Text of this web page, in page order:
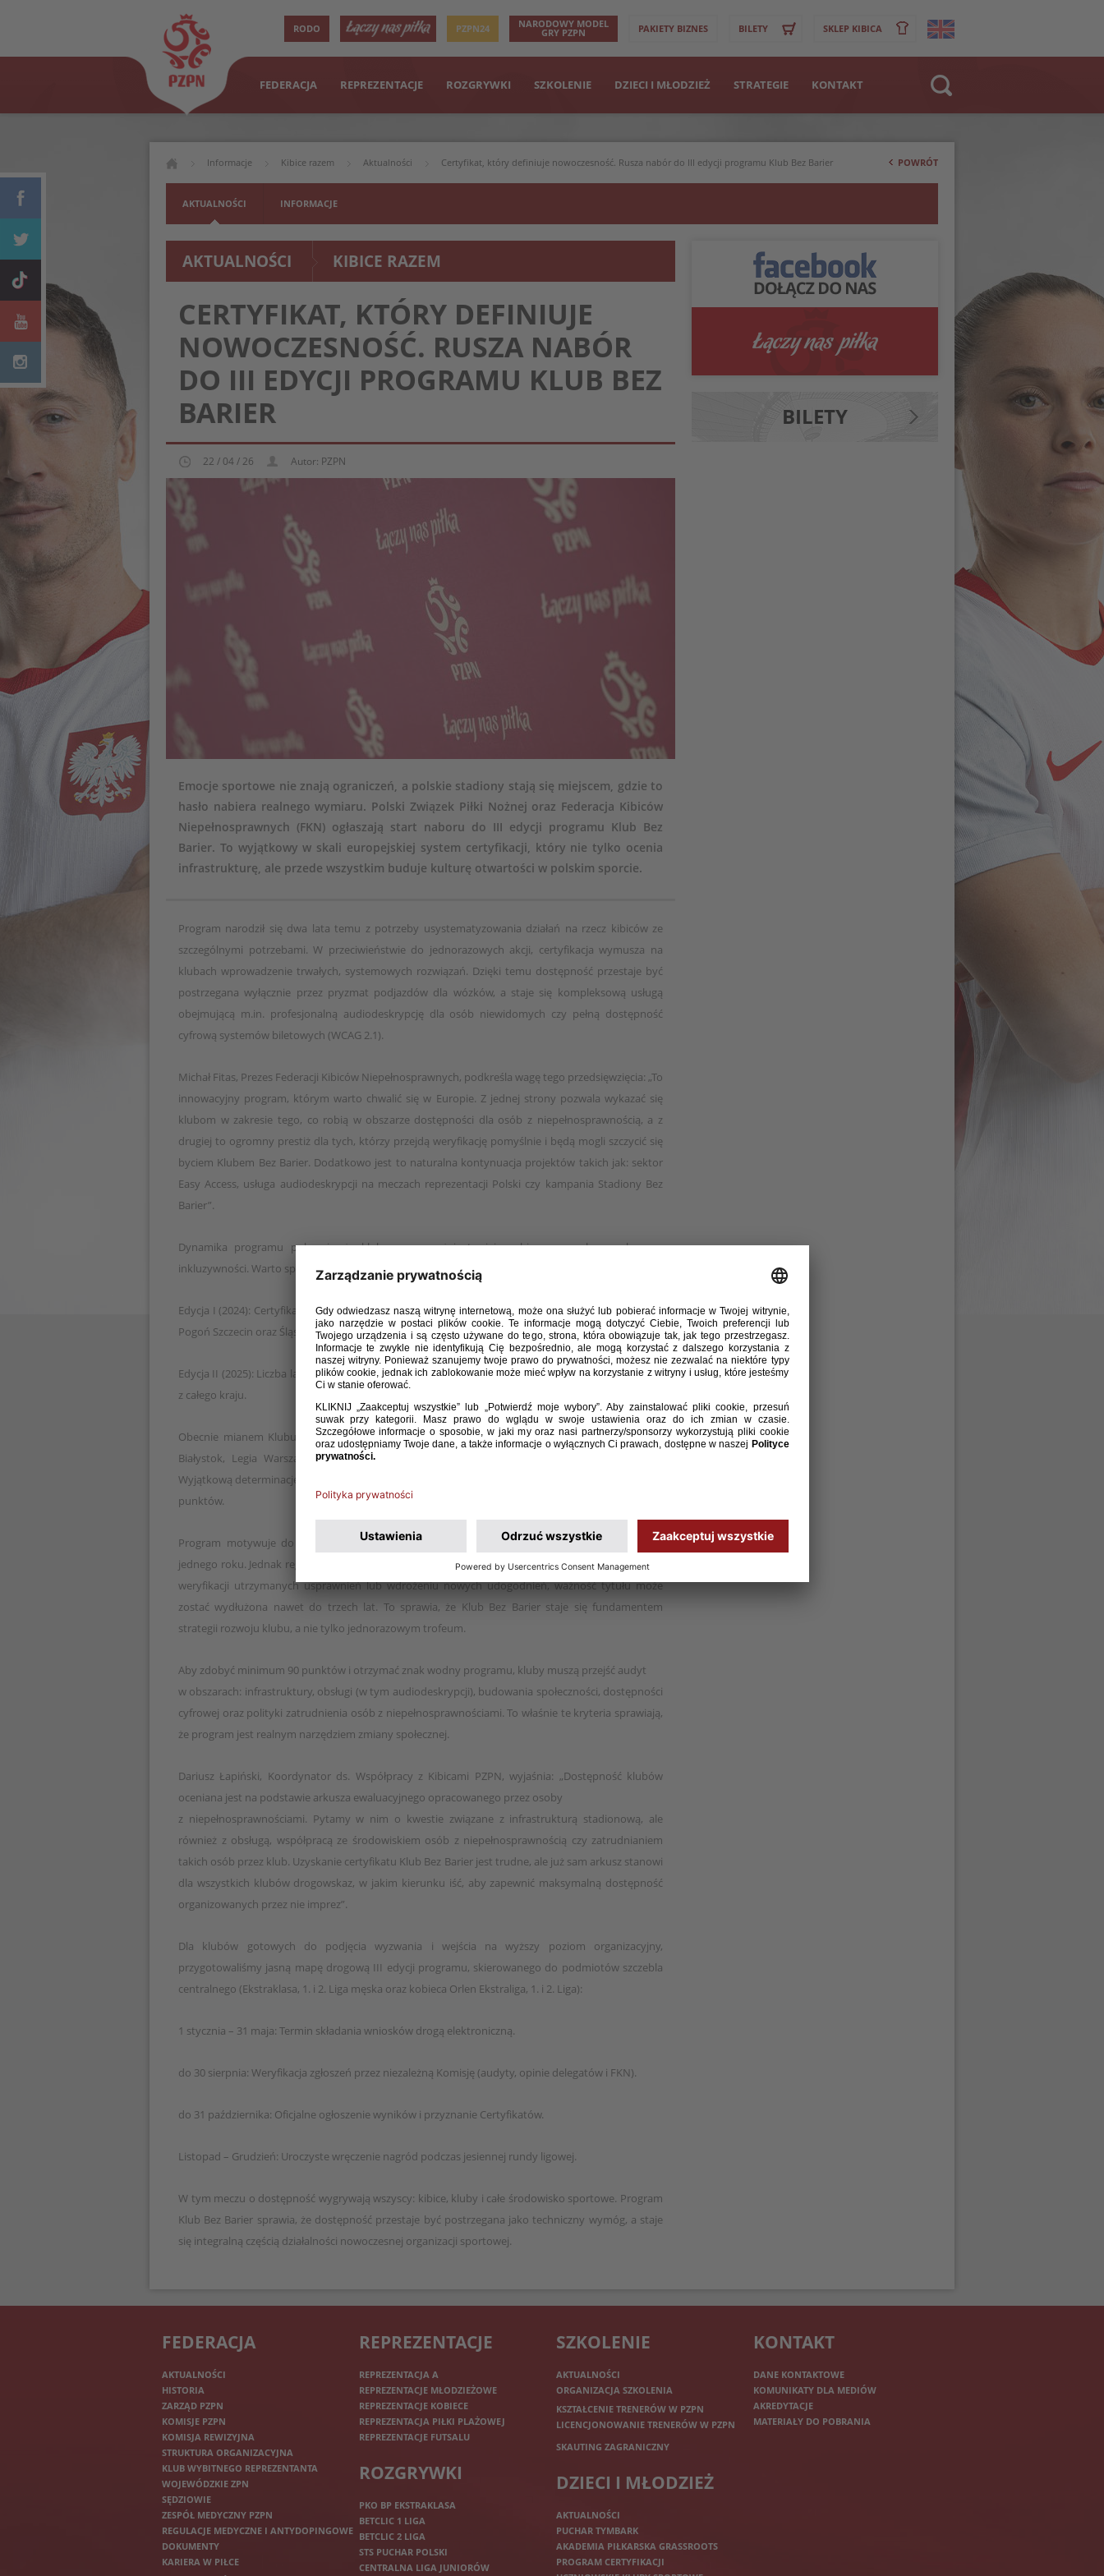
RODO PZPN24 NARODOWY MODEL
GRY PZPN PAKIETY BIZNES BILETY SKLEP KIBICA
FEDERACJA REPREZENTACJE ROZGRYWKI SZKOLENIE DZIECI I MŁODZIEŻ STRATEGIE KONTAKT
>
Strona WWW
Zawodnik
Informacje Kibice razem Aktualności Certyfikat, który definiuje nowoczesność. Rusza nabór do III edycji programu Klub Bez Barier POWRÓT
AKTUALNOŚCI INFORMACJE
AKTUALNOŚCI KIBICE RAZEM
CERTYFIKAT, KTÓRY DEFINIUJE
NOWOCZESNOŚĆ. RUSZA NABÓR
DO III EDYCJI PROGRAMU KLUB BEZ
BARIER
22 / 04 / 26 Autor: PZPN
Emocje sportowe nie znają ograniczeń, a polskie stadiony stają się miejscem, gdzie to
hasło nabiera realnego wymiaru. Polski Związek Piłki Nożnej oraz Federacja Kibiców
Niepełnosprawnych (FKN) ogłaszają start naboru do III edycji programu Klub Bez
Barier. To wyjątkowy w skali europejskiej system certyfikacji, który nie tylko ocenia
infrastrukturę, ale przede wszystkim buduje kulturę otwartości w polskim sporcie.
Program narodził się dwa lata temu z potrzeby usystematyzowania działań na rzecz kibiców ze
szczególnymi potrzebami. W przeciwieństwie do jednorazowych akcji, certyfikacja wymusza na
klubach wprowadzenie trwałych, systemowych rozwiązań. Dzięki temu dostępność przestaje być
postrzegana wyłącznie przez pryzmat podjazdów dla wózków, a staje się kompleksową usługą
obejmującą m.in. profesjonalną audiodeskrypcję dla osób niewidomych czy pełną dostępność
cyfrową systemów biletowych (WCAG 2.1).
Michał Fitas, Prezes Federacji Kibiców Niepełnosprawnych, podkreśla wagę tego przedsięwzięcia: „To
innowacyjny program, którym warto chwalić się w Europie. Z jednej strony pozwala wykazać się
klubom w zakresie tego, co robią w obszarze dostępności dla osób z niepełnosprawnością, a z
drugiej to ogromny prestiż dla tych, którzy przejdą weryfikację pomyślnie i będą mogli szczycić się
byciem Klubem Bez Barier. Dodatkowo jest to naturalna kontynuacja projektów takich jak: sektor
Easy Access, usługa audiodeskrypcji na meczach reprezentacji Polski czy kampania Stadiony Bez
Barier”.
Dynamika programu pokazuje, że kluby coraz wyżej stawiają sobie poprzeczkę w obszarze
inkluzywności. Warto spojrzeć na liczby, które mówią same za siebie:
Edycja I (2024): Certyfikat otrzymało 5 klubów (Górnik Zabrze, Jagiellonia Białystok, Legia Warszawa,
Pogoń Szczecin oraz Śląsk Wrocław).
Edycja II (2025): Liczba laureatów wzrosła do 8 klubów, a o tytuł walczyło rekordowe 20 podmiotów
z całego kraju.
Obecnie mianem Klubu Bez Barier mogą pochwalić się: GKS Katowice, Górnik Zabrze, Jagiellonia
Białystok, Legia Warszawa, Piast Gliwice, Pogoń Szczecin, Śląsk Wrocław oraz Wisła Kraków.
Wyjątkową determinację pokazali liderzy z Zabrza, Białegostoku i Wrocławia, uzyskując aż 96 na 100
punktów.
Program motywuje do długofalowej pracy. Standardowy certyfikat przyznawany jest na okres
jednego roku. Jednak regulamin docenia tych, którzy dbają o ciągłość standardów – po pozytywnej
weryfikacji utrzymanych usprawnień lub wdrożeniu nowych udogodnień, ważność tytułu może
zostać wydłużona nawet do trzech lat. To sprawia, że Klub Bez Barier staje się fundamentem
strategii rozwoju klubu, a nie tylko jednorazowym trofeum.
Aby zdobyć minimum 90 punktów i otrzymać znak wodny programu, kluby muszą przejść audyt
w obszarach: infrastruktury, obsługi (w tym audiodeskrypcji), budowania społeczności, dostępności
cyfrowej oraz polityki zatrudnienia osób z niepełnosprawnościami. To właśnie te kryteria sprawiają,
że program jest realnym narzędziem zmiany społecznej.
Dariusz Łapiński, Koordynator ds. Współpracy z Kibicami PZPN, wyjaśnia: „Dostępność klubów
oceniana jest na podstawie arkusza ewaluacyjnego opracowanego przez osoby
z niepełnosprawnościami. Pytamy w nim o kwestie związane z infrastrukturą stadionową, ale
również z obsługą, współpracą ze środowiskiem osób z niepełnosprawnością czy zatrudnianiem
takich osób przez klub. Uzyskanie certyfikatu Klub Bez Barier jest trudne, ale już sam arkusz stanowi
dla wszystkich klubów drogowskaz, w jakim kierunku iść, aby zapewnić maksymalną dostępność
organizowanych przez nie imprez”.
Dla klubów gotowych do podjęcia wyzwania i wejścia na wyższy poziom organizacyjny,
przygotowaliśmy jasną mapę drogową III edycji programu, skierowanego do podmiotów szczebla
centralnego (Ekstraklasa, 1. i 2. Liga męska oraz kobieca Orlen Ekstraliga, 1. i 2. Liga):
1 stycznia – 31 maja: Termin składania wniosków drogą elektroniczną.
do 30 sierpnia: Weryfikacja zgłoszeń przez niezależną Komisję (audyty, opinie delegatów i FKN).
do 31 października: Oficjalne ogłoszenie wyników i przyznanie Certyfikatów.
Listopad – Grudzień: Uroczyste wręczenie nagród podczas jesiennej rundy ligowej.
W tym meczu o dostępność wygrywają wszyscy: kibice, kluby i całe środowisko sportowe. Program
Klub Bez Barier sprawia, że dostępność przestaje być postrzegana jako techniczny wymóg, a staje
się integralną częścią działalności nowoczesnej organizacji sportowej.
BILETY
FEDERACJA
AKTUALNOŚCI
HISTORIA
ZARZĄD PZPN
KOMISJE PZPN
KOMISJA REWIZYJNA
STRUKTURA ORGANIZACYJNA
KLUB WYBITNEGO REPREZENTANTA
WOJEWÓDZKIE ZPN
SĘDZIOWIE
ZESPÓŁ MEDYCZNY PZPN
REGULACJE MEDYCZNE I ANTYDOPINGOWE
DOKUMENTY
KARIERA W PIŁCE
REPREZENTACJE
REPREZENTACJA A
REPREZENTACJE MŁODZIEŻOWE
REPREZENTACJE KOBIECE
REPREZENTACJA PIŁKI PLAŻOWEJ
REPREZENTACJE FUTSALU
ROZGRYWKI
PKO BP EKSTRAKLASA
BETCLIC 1 LIGA
BETCLIC 2 LIGA
STS PUCHAR POLSKI
CENTRALNA LIGA JUNIORÓW
SZKOLENIE
AKTUALNOŚCI
ORGANIZACJA SZKOLENIA
KSZTAŁCENIE TRENERÓW W PZPN
LICENCJONOWANIE TRENERÓW W PZPN
SKAUTING ZAGRANICZNY
DZIECI I MŁODZIEŻ
AKTUALNOŚCI
PUCHAR TYMBARK
AKADEMIA PIŁKARSKA GRASSROOTS
PROGRAM CERTYFIKACJI
KONTAKT
DANE KONTAKTOWE
KOMUNIKATY DLA MEDIÓW
AKREDYTACJE
MATERIAŁY DO POBRANIA